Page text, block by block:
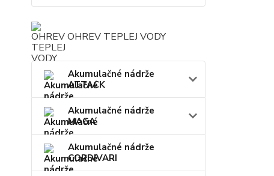
OHREV TEPLEJ VODY
Akumulačné nádrže
ATTACK
Akumulačné nádrže
MAGA
Akumulačné nádrže
CORDIVARI